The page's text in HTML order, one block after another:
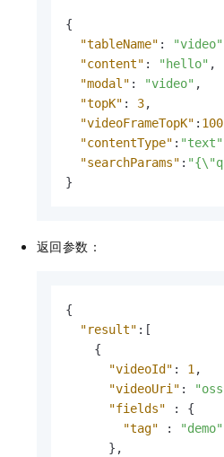
{
"tableName" : "video"
"content" : "hello" ,
"modal" : "video" ,
"topK" : 3,
"videoFrameTopK" : 100
"contentType" : "text"
"searchParams" :
}
返回参数：
{
"result" : [
{
"videoId" : 1 ,
"videoUri" :
"fields"
:
{
"tag"
:
"demo"
} ,